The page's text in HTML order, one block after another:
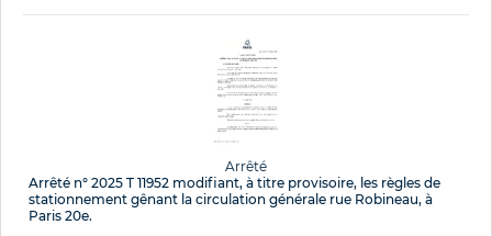
Arrêté
Arrêté n° 2025 T 11952 modifiant, à titre provisoire, les règles de
stationnement gênant la circulation générale rue Robineau, à
Paris 20e.